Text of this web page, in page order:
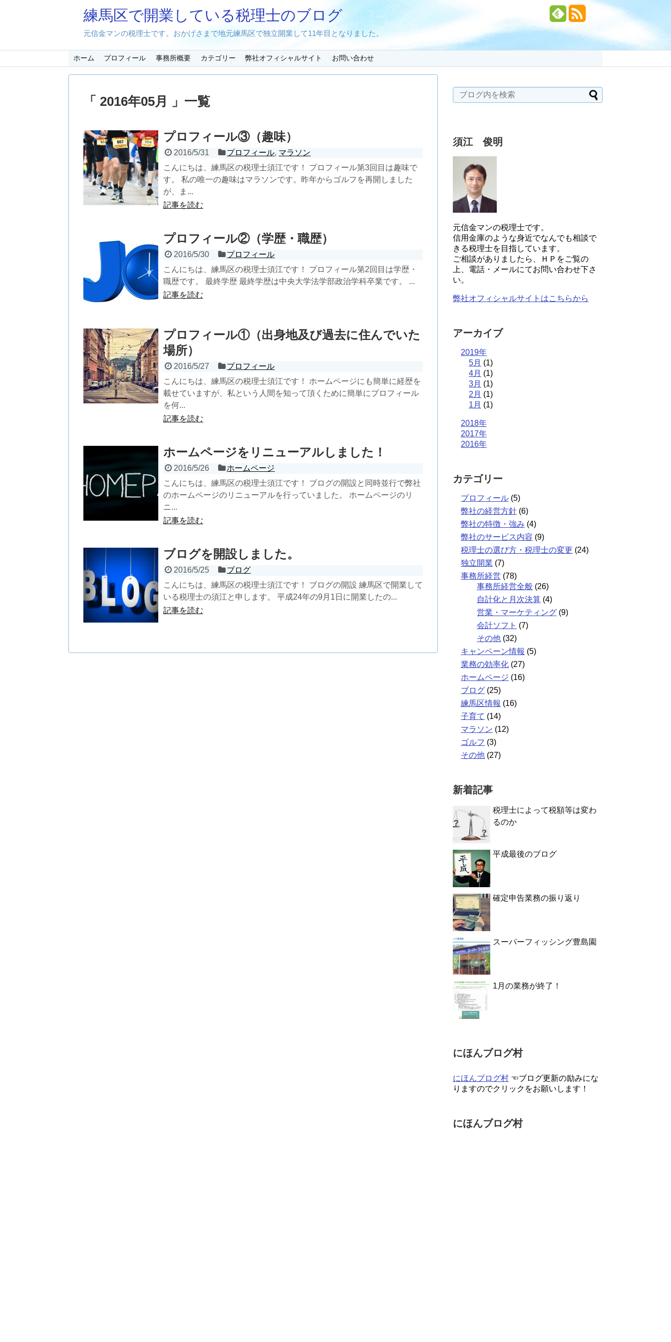
練馬区で開業している税理士のブログ
元信金マンの税理士です。おかげさまで地元練馬区で独立開業して11年目となりました。
ホーム プロフィール 事務所概要 カテゴリー 弊社オフィシャルサイト お問い合わせ
「 2016年05月 」一覧
プロフィール③（趣味）
2016/5/31 プロフィール, マラソン
こんにちは、練馬区の税理士須江です！ プロフィール第3回目は趣味で
す。 私の唯一の趣味はマラソンです。昨年からゴルフを再開しました
が、ま...
記事を読む
プロフィール②（学歴・職歴）
2016/5/30
プロフィール
こんにちは、練馬区の税理士須江です！ プロフィール第2回目は学歴・
職歴です。 最終学歴 最終学歴は中央大学法学部政治学科卒業です。 ...
記事を読む
プロフィール①（出身地及び過去に住んでいた
場所）
2016/5/27
プロフィール
こんにちは、練馬区の税理士須江です！ ホームページにも簡単に経歴を
載せていますが、私という人間を知って頂くために簡単にプロフィール
を何...
記事を読む
ホームページをリニューアルしました！
2016/5/26
ホームページ
こんにちは、練馬区の税理士須江です！ ブログの開設と同時並行で弊社
のホームページのリニューアルを行っていました。 ホームページのリ
ニ...
記事を読む
ブログを開設しました。
2016/5/25
ブログ
こんにちは、練馬区の税理士須江です！ ブログの開設 練馬区で開業して
いる税理士の須江と申します。 平成24年の9月1日に開業したの...
記事を読む
須江 俊明
元信金マンの税理士です。
信用金庫のような身近でなんでも相談で
きる税理士を目指しています。
ご相談がありましたら、ＨＰをご覧の
上、電話・メールにてお問い合わせ下さ
い。
弊社オフィシャルサイトはこちらから
アーカイブ
2019年
5月 (1)
4月 (1)
3月 (1)
2月 (1)
1月 (1)
2018年
2017年
2016年
カテゴリー
プロフィール (5)
弊社の経営方針 (6)
弊社の特徴・強み (4)
弊社のサービス内容 (9)
税理士の選び方・税理士の変更 (24)
独立開業 (7)
事務所経営 (78)
事務所経営全般 (26)
自計化と月次決算 (4)
営業・マーケティング (9)
会計ソフト (7)
その他 (32)
キャンペーン情報 (5)
業務の効率化 (27)
ホームページ (16)
ブログ (25)
練馬区情報 (16)
子育て (14)
マラソン (12)
ゴルフ (3)
その他 (27)
新着記事
税理士によって税額等は変わ
るのか
平成最後のブログ
確定申告業務の振り返り
スーパーフィッシング豊島園
1月の業務が終了！
にほんブログ村
にほんブログ村 ☜ブログ更新の励みにな
りますのでクリックをお願いします！
にほんブログ村